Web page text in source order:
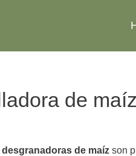
de
de maíz son